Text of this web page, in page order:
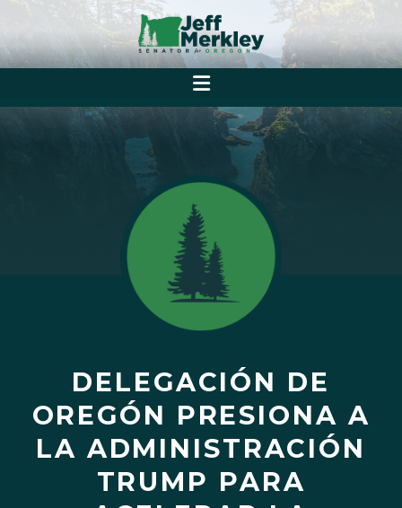
DELEGACIÓN DE
OREGÓN PRESIONA A
LA ADMINISTRACIÓN
TRUMP PARA